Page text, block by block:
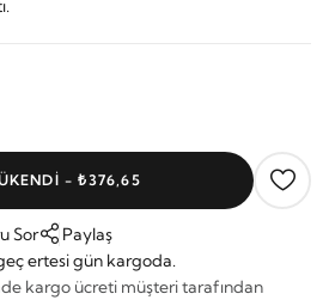
- ₺376,65
Sor
Paylaş
ertesi gün kargoda.
kargo ücreti müşteri tarafından